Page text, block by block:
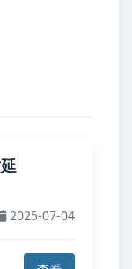
2025-07-04